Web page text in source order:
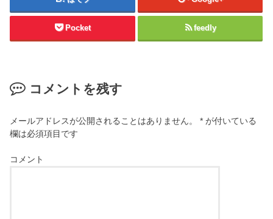
Pocket feedly
コメントを残す
メールアドレスが公開されることはありません。 * が付いている
欄は必須項目です
コメント